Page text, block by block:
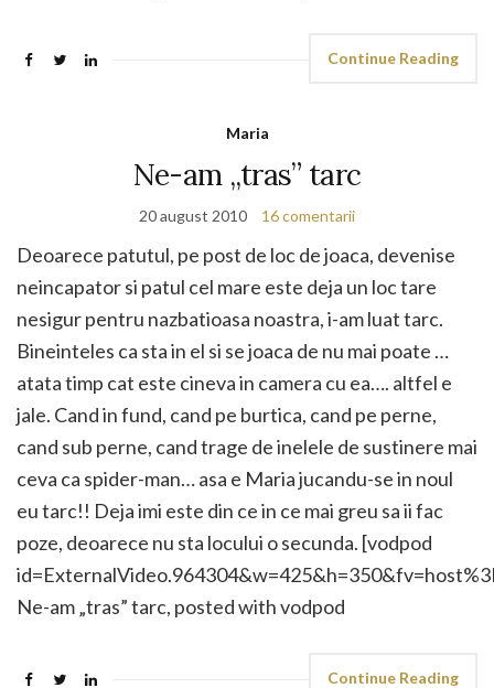
Continue Reading
Maria
Ne-am „tras” tarc
20 august 2010 16 comentarii
Deoarece patutul, pe post de loc de joaca, devenise
neincapator si patul cel mare este deja un loc tare
nesigur pentru nazbatioasa noastra, i-am luat tarc.
Bineinteles ca sta in el si se joaca de nu mai poate …
atata timp cat este cineva in camera cu ea…. altfel e
jale. Cand in fund, cand pe burtica, cand pe perne,
cand sub perne, cand trage de inelele de sustinere mai
ceva ca spider-man… asa e Maria jucandu-se in noul
eu tarc!! Deja imi este din ce in ce mai greu sa ii fac
poze, deoarece nu sta locului o secunda. [vodpod
Ne-am „tras” tarc, posted with vodpod
Continue Reading